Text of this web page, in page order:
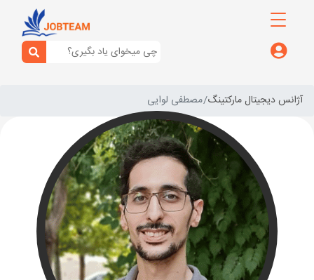
آژانس دیجیتال مارکتینگ مصطفی لوایی